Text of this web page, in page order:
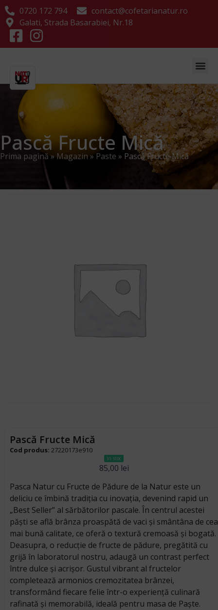
0720 172 794
contact@cofetarianatur.ro
Galati, Strada Basarabiei, Nr.18
Pască Fructe Mică
Prima pagină »Magazin » Paste » Pască Fructe Mică
Pască Fructe Mică
Cod produs: 27220173e910
In stoc
85,00 lei
Pasca Natur cu Fructe de Pădure de la Natur este un
deliciu ce îmbină tradiția cu inovația, devenind rapid un
„Best Seller” al sărbătorilor pascale. În centrul acestei
păști se află brânza proaspătă de vaci și smântâna de cea
mai bună calitate, ce oferă o textură cremoasă și bogată.
Deasupra, o reducție de fructe de pădure, pregătită cu
grijă în laboratorul nostru, adaugă un contrast perfect
între dulce și acrișor. Gustul vibrant al fructelor
completează armonios cremozitatea brânzei,
transformând fiecare felie într-o experiență culinară
rafinată și memorabilă, ideală pentru masa de Paște.